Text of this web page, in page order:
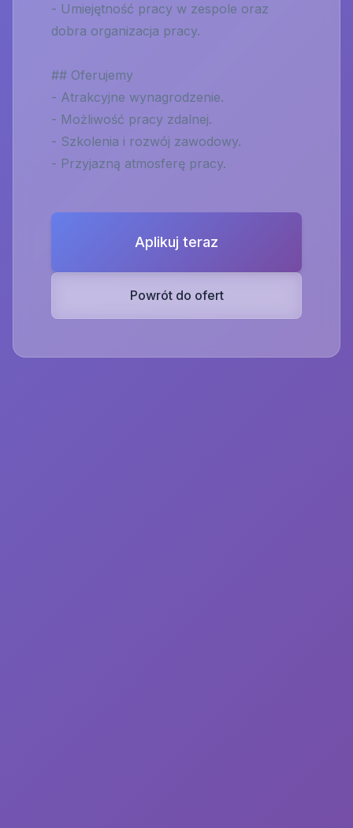
- Umiejętność pracy w zespole oraz
dobra organizacja pracy.
## Oferujemy
- Atrakcyjne wynagrodzenie.
- Możliwość pracy zdalnej.
- Szkolenia i rozwój zawodowy.
- Przyjazną atmosferę pracy.
Aplikuj teraz
Powrót do ofert